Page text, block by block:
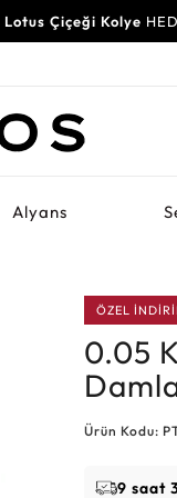
Lotus Çiçeği Kolye
Alyans
ÖZEL
0.05
Ürün Kodu:
9 saat